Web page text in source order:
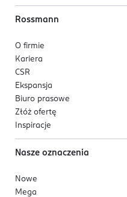
Rossmann
O firmie
Kariera
CSR
Ekspansja
Biuro prasowe
Złóż ofertę
Inspiracje
Nasze oznaczenia
Nowe
Mega